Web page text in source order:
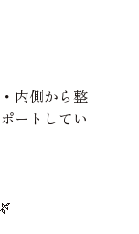
内側から整
ートしてい